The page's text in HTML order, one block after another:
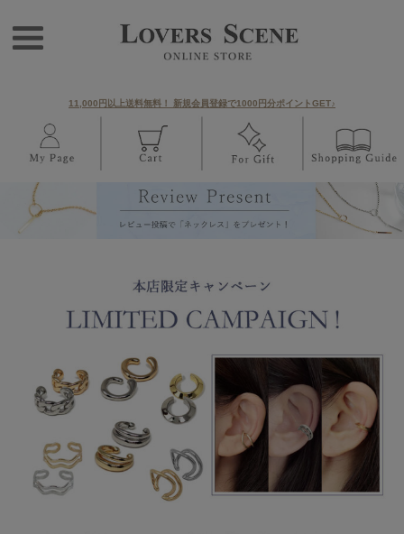
11,000円以上送料無料！ 新規会員登録で1000円分ポイントGET♪